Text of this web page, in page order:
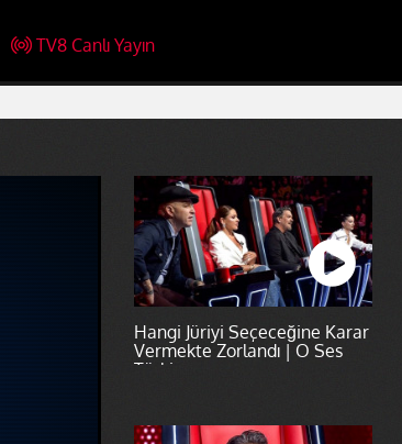
TV8 Canlı Yayın
Hangi Jüriyi Seçeceğine Karar
Vermekte Zorlandı | O Ses
Türkiye